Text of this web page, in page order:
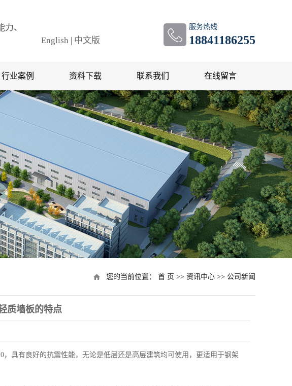
、
量体系 English | 中文版
服务热线
18841186255
行业案例 资料下载 联系我们 在线留言
您的当前位置： 首 页 >> 资讯中心 >> 公司新闻
质墙板的特点
，具有良好的抗震性能，无论是低层还是高层建筑均可使用，更适用于钢架